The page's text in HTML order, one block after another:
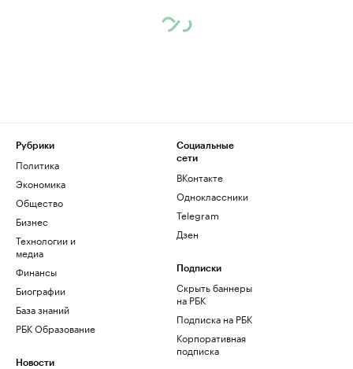
Рубрики
Политика
Экономика
Общество
Бизнес
Технологии и
медиа
Финансы
Биографии
База знаний
РБК Образование
Новости
Социальные
сети
ВКонтакте
Одноклассники
Telegram
Дзен
Подписки
Скрыть баннеры
на РБК
Подписка на РБК
Корпоративная
подписка